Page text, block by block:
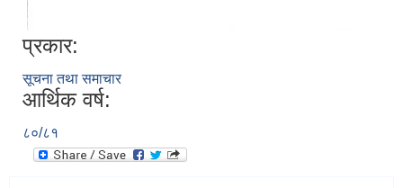
प्रकार:
सूचना तथा समाचार
आर्थिक वर्ष:
८०/८१